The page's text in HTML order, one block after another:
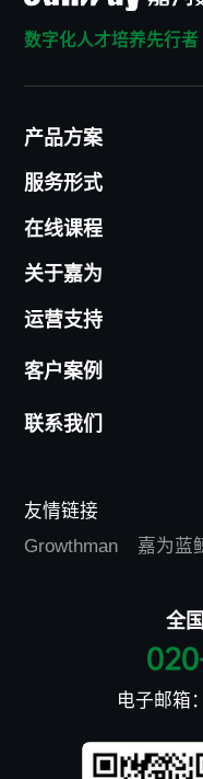
数字化人才培养先行者
产品方案
服务形式
在线课程
关于嘉为
运营支持
客户案例
联系我们
友情链接
Growthman
嘉为蓝
全
电子邮箱：